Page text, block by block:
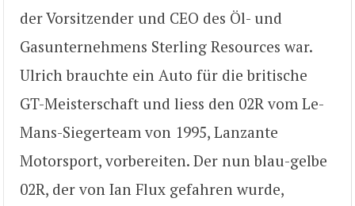
der Vorsitzender und CEO des Öl- und
Gasunternehmens Sterling Resources war.
Ulrich brauchte ein Auto für die britische
GT-Meisterschaft und liess den 02R vom Le-
Mans-Siegerteam von 1995, Lanzante
Motorsport, vorbereiten. Der nun blau-gelbe
02R, der von Ian Flux gefahren wurde,